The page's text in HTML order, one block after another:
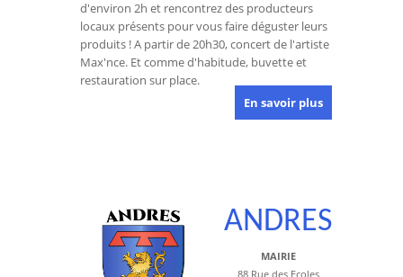
d'environ 2h et rencontrez des producteurs
locaux présents pour vous faire déguster leurs
produits ! A partir de 20h30, concert de l'artiste
Max'nce. Et comme d'habitude, buvette et
restauration sur place.
En savoir plus
ANDRES
MAIRIE
88 Rue des Ecoles